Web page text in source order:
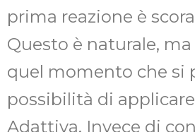
prima reazione è
Questo è naturale,
quel momento che si
possibilità di
Adattiva. Invece di